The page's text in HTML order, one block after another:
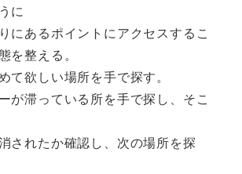
に
にあるポイントにアクセスするこ
を整える。
て欲しい場所を手で探す。
が滞っている所を手で探し、そこ
されたか確認し、次の場所を探